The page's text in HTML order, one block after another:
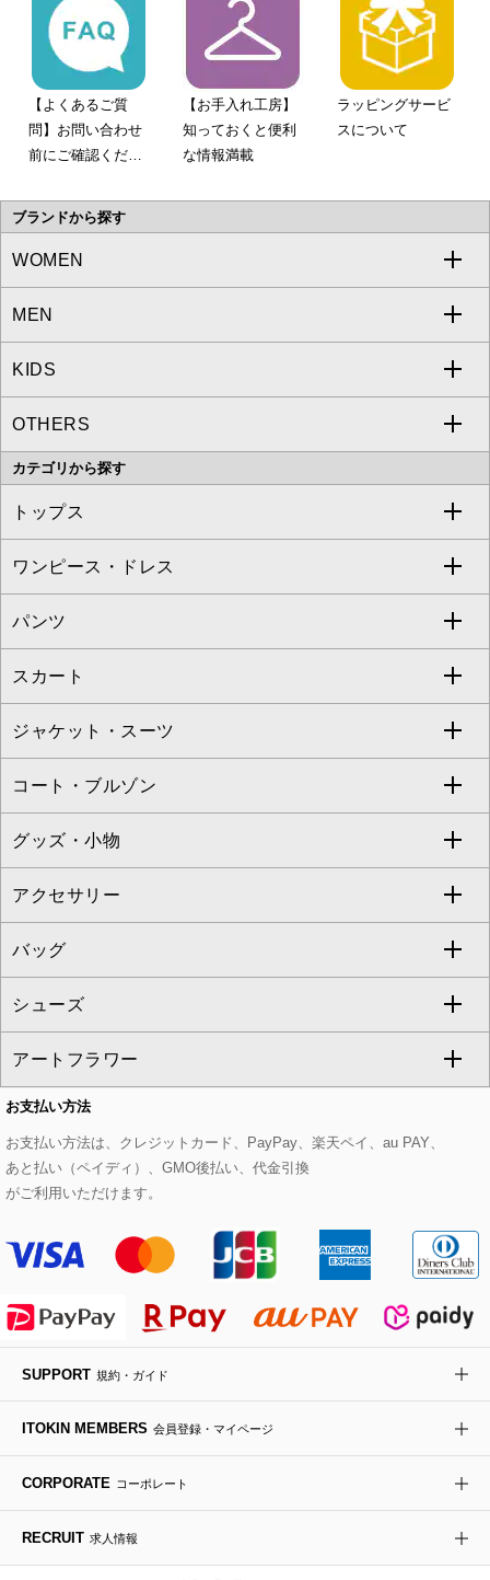
【よくあるご質
問】お問い合わせ
前にご確認くださ
【お手入れ工房】
知っておくと便利
な情報満載
ラッピングサービ
スについて
ブランドから探す
WOMEN
a.v.v
MICHEL KLEIN
MK MICHEL KLEIN
OFUON le MK
eur3
Maison de CINQ
MK MICHEL KLEIN BAG
HIROKO KOSHINO
MEN
a.v.v
MICHEL KLEIN HOMME
MK MICHEL KLEIN HOMME
KIDS
a.v.v
OTHERS
MK MICHEL KLEIN BAG
カテゴリから探す
トップス
すべてのトップス
カットソー・Tシャツ
ブラウス・シャツ
ニット・セーター
カーディガン
アンサンブルセット
ベスト・ジレ
パーカー
タンクトップ・キャミソール
スウェット・ジャージー
その他のトップス
ワンピース・ドレス
すべてのワンピース・ドレス
ワンピース
ドレス
チュニック
ジャンパースカート
その他のワンピース・ドレス
パンツ
すべてのパンツ
フルレングスパンツ
クロップド・半端丈パンツ
ガウチョ・ワイドパンツ
ハーフ・ショート丈パンツ
サロペット・オールインワン
その他のパンツ
スカート
すべてのスカート
ロング・マキシ丈スカート
ひざ丈スカート
ミモレ丈スカート
ショート・ミニ丈スカート
その他のスカート
ジャケット・スーツ
すべてのジャケット・スーツ
テーラードジャケット
ノーカラージャケット
セットアップ
セットアップジャケット
セットアップパンツ
セットアップスカート
セットアップワンピース
コート・ブルゾン
すべてのコート・ブルゾン
トレンチコート
ピーコート
ダッフルコート
チェスターコート
モッズコート
ステンカラーコート
ライダースジャケット
デニムジャケット
ダウンジャケット・コート
グッズ・小物
すべてのグッズ・小物
マスク
ストール・マフラー・スヌード
ベルト・サスペンダー
帽子
ヘアアクセサリー
ハンカチ・バンダナ
手袋
チャーム・ストラップ
アクセサリー
すべてのアクセサリー
ネックレス
ピアス・イヤリング
ブレスレット・バングル
ブローチ・コサージュ
バッグ
すべてのバッグ
トートバッグ
ショルダーバッグ
ボストンバッグ
バックパック・リュック
ボディバッグ・メッセンジャーバッグ
トラベルバッグ
シューズ
すべてのシューズ
パンプス
スニーカー
フラットシューズ
ローファー
ドレスシューズ
アートフラワー
すべてのアートフラワー
ローズ
カサブランカ・カラー
ラナンキュラス
ポプリアレンジ＆フレグランス
お支払い方法
お支払い方法は、クレジットカード、PayPay、楽天ペイ、au PAY、
あと払い（ペイディ）、GMO後払い、代金引換
がご利用いただけます。
SUPPORT 規約・ガイド
ITOKIN MEMBERS 会員登録・マイページ
CORPORATE コーポレート
RECRUIT 求人情報